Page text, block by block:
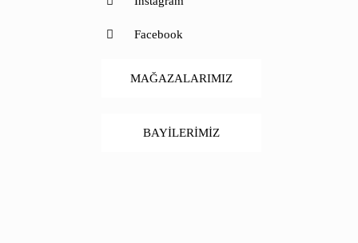
Facebook
MAĞAZALARIMIZ
BAYİLERİMİZ